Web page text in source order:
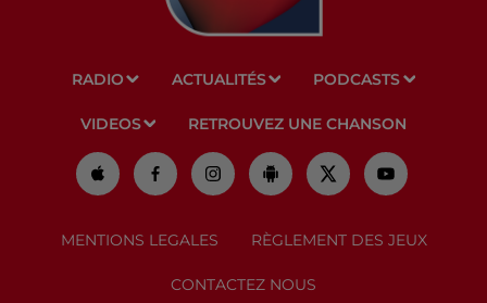
RADIO ACTUALITÉS PODCASTS
VIDEOS RETROUVEZ UNE CHANSON
MENTIONS LEGALES RÈGLEMENT DES JEUX
CONTACTEZ NOUS